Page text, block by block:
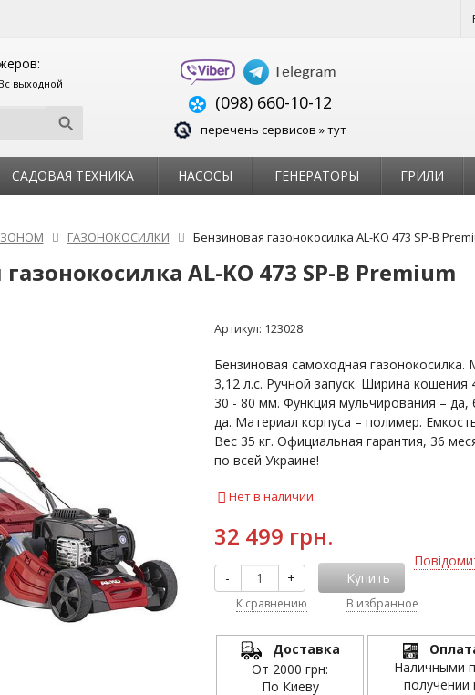
выходной
(098) 660-10-12
перечень сервисов » тут
САДОВАЯ ТЕХНИКА НАСОСЫ ГЕНЕРАТОРЫ ГРИЛИ
ГАЗОНОКОСИЛКИ Бензиновая газонокосилка AL-KO 473 SP-B
AL-KO 473 SP-B Premium
Артикул: 123028
Бензиновая самоходная
3,12 л.с. Ручной запуск. Ширина кошения
30 - 80 мм. Функция мульчирования –
да. Материал корпуса – полимер.
Вес 35 кг. Официальная гарантия, 36
по всей Украине!
Нет в наличии
32 499 грн.
- + Купить
К сравнению В избранное
Доставка
От 2000 грн:
По Киеву
Наличными
получении